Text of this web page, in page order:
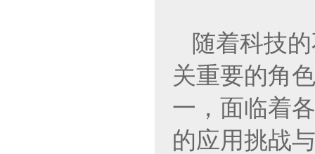
随着科技
关重要的角
一，面临着
的应用挑战